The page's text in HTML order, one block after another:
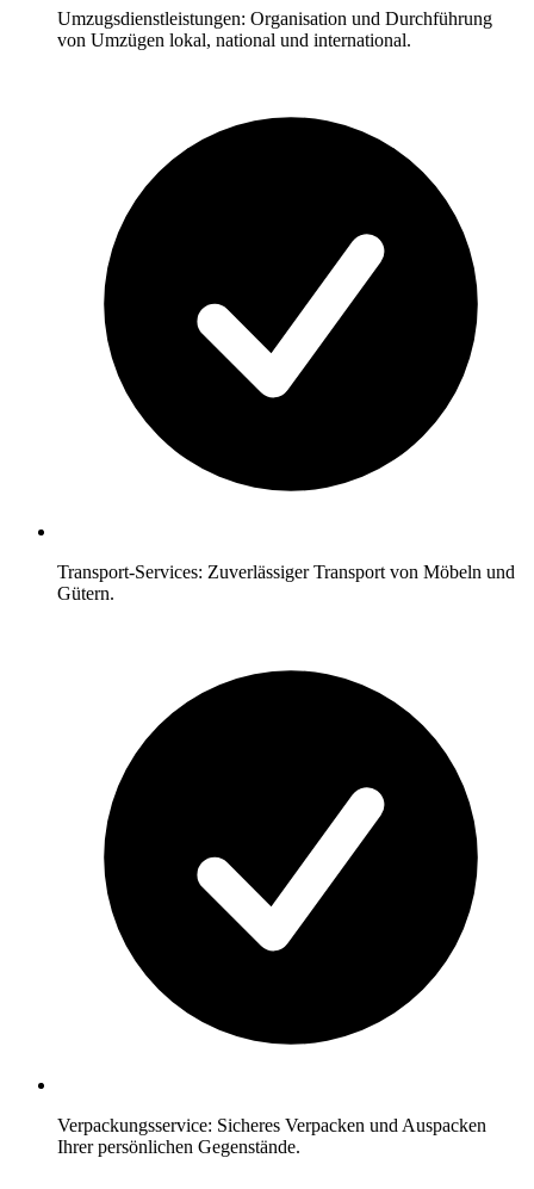
Umzugsdienstleistungen: Organisation und Durchführung
von Umzügen lokal, national und international.
Transport-Services: Zuverlässiger Transport von Möbeln und
Gütern.
Verpackungsservice: Sicheres Verpacken und Auspacken
Ihrer persönlichen Gegenstände.